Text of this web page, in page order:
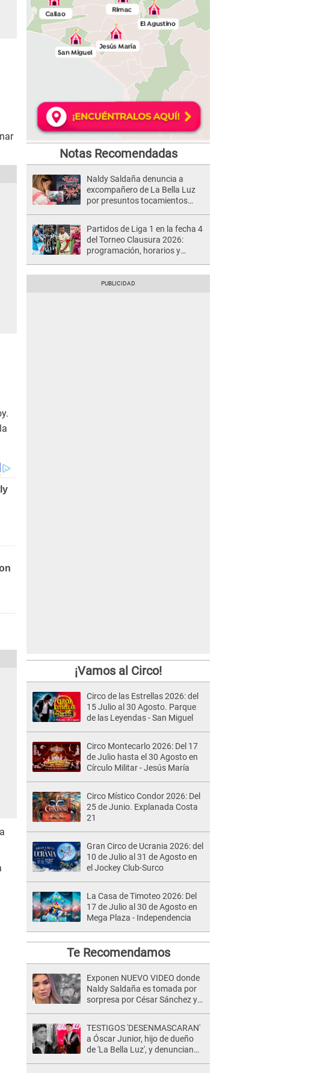
Notas Recomendadas
Naldy Saldaña denuncia a
excompañero de La Bella Luz
por presuntos tocamientos
Partidos de Liga 1 en la fecha 4
del Torneo Clausura 2026:
programación, horarios y
¡Vamos al Circo!
Circo de las Estrellas 2026: del
15 Julio al 30 Agosto. Parque
de las Leyendas - San Miguel
Circo Montecarlo 2026: Del 17
de Julio hasta el 30 Agosto en
Círculo Militar - Jesús María
Circo Místico Condor 2026: Del
25 de Junio. Explanada Costa
21
Gran Circo de Ucrania 2026: del
10 de Julio al 31 de Agosto en
el Jockey Club-Surco
La Casa de Timoteo 2026: Del
17 de Julio al 30 de Agosto en
Mega Plaza - Independencia
Te Recomendamos
Exponen NUEVO VIDEO donde
Naldy Saldaña es tomada por
sorpresa por César Sánchez y
TESTIGOS 'DESENMASCARAN'
a Óscar Junior, hijo de dueño
de 'La Bella Luz', y denuncian